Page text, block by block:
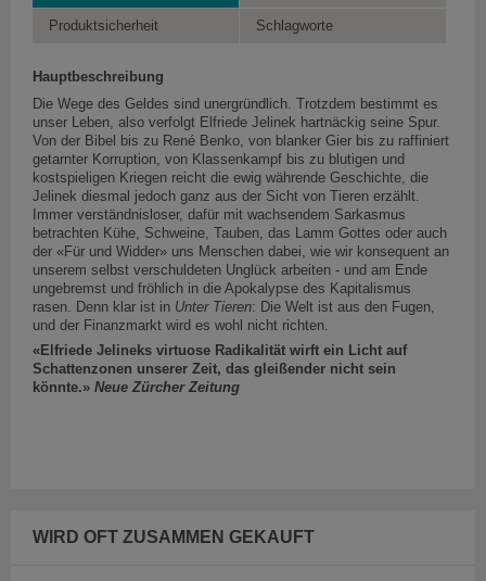
Produktsicherheit Schlagworte
Hauptbeschreibung
Die Wege des Geldes sind unergründlich. Trotzdem bestimmt es
unser Leben, also verfolgt Elfriede Jelinek hartnäckig seine Spur.
Von der Bibel bis zu René Benko, von blanker Gier bis zu raffiniert
getarnter Korruption, von Klassenkampf bis zu blutigen und
kostspieligen Kriegen reicht die ewig währende Geschichte, die
Jelinek diesmal jedoch ganz aus der Sicht von Tieren erzählt.
Immer verständnisloser, dafür mit wachsendem Sarkasmus
betrachten Kühe, Schweine, Tauben, das Lamm Gottes oder auch
der «Für und Widder» uns Menschen dabei, wie wir konsequent an
unserem selbst verschuldeten Unglück arbeiten - und am Ende
ungebremst und fröhlich in die Apokalypse des Kapitalismus
rasen. Denn klar ist in Unter Tieren: Die Welt ist aus den Fugen,
und der Finanzmarkt wird es wohl nicht richten.
«Elfriede Jelineks virtuose Radikalität wirft ein Licht auf
Schattenzonen unserer Zeit, das gleißender nicht sein
könnte.» Neue Zürcher Zeitung
WIRD OFT ZUSAMMEN GEKAUFT